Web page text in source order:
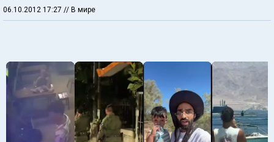
06.10.2012 17:27 // В мире